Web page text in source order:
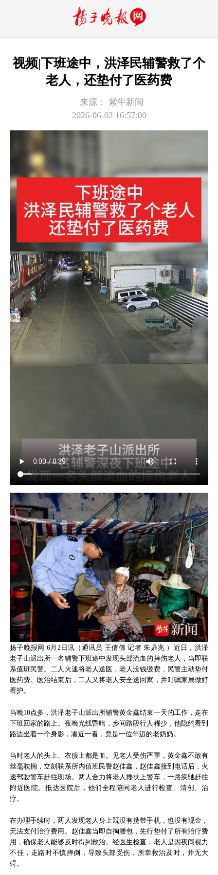
视频|下班途中，洪泽民辅警救了个
老人，还垫付了医药费
来源：
紫牛新闻
2026-06-02 16:57:00
扬子晚报网 6月2日讯（通讯员 王倩倩 记者 朱鼎兆 ）近日，洪泽
老子山派出所一名辅警下班途中发现头部流血的摔伤老人，当即联
系值班民警。二人火速将老人送医，老人没钱缴费，民警主动垫付
医药费。医治结束后，二人又将老人安全送回家，并叮嘱家属做好
看护。
当晚10点多，洪泽老子山派出所辅警黄金鑫结束一天的工作，走在
下班回家的路上。夜晚光线昏暗，乡间路段行人稀少，他隐约看到
路边坐着一个身影，凑近一看，竟是一位年迈的老奶奶。
当时老人的头上、衣服上都是血。见老人受伤严重，黄金鑫不敢有
丝毫耽搁，立刻联系所内值班民警赵佳鑫，赵佳鑫接到电话后，火
速驾驶警车赶往现场。两人合力将老人搀扶上警车，一路疾驰赶往
附近医院。抵达医院后，他们全程陪同老人进行检查、清创、治
疗。
在办理手续时，两人发现老人身上既没有携带手机，也没有现金，
无法支付治疗费用。赵佳鑫当即自掏腰包，先行垫付了所有治疗费
用，确保老人能够及时得到救治。经医生检查，老人是因夜间视力
不佳，走路时不慎摔倒，导致头部受伤，所幸救治及时，并无大
碍。